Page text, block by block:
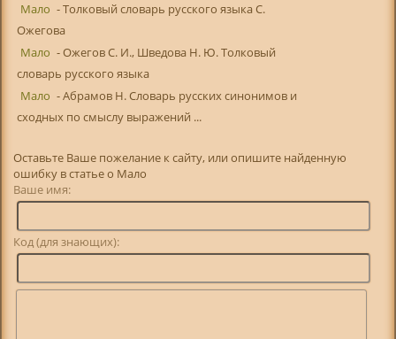
Мало - Толковый словарь русского языка С.
Ожегова
Мало - Ожегов С. И., Шведова Н. Ю. Толковый
словарь русского языка
Мало - Абрамов Н. Словарь русских синонимов и
сходных по смыслу выражений ...
Оставьте Ваше пожелание к сайту, или опишите найденную
ошибку в статье о Мало
Ваше имя:
Код (для знающих):